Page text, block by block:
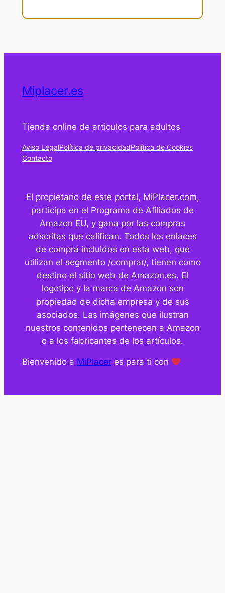
Miplacer.es
Tienda online de articulos para adultos
Aviso LegalPolítica de privacidadPolítica de Cookies
Contacto
El propietario de este portal, MiPlacer.com,
participa en el Programa de Afiliados de
Amazon EU, y gana por las compras
adscritas que califican. Todos los enlaces
de compra incluidos en esta web, que
utilizan el segmento /comprar/, tienen como
destino el sitio web de Amazon.es. El
logotipo y la marca de Amazon son
propiedad de dicha empresa y de sus
asociados. Las imágenes que ilustran
nuestros contenidos pertenecen a Amazon
o a los fabricantes de los artículos.
Bienvenido a MiPlaceres para ti con